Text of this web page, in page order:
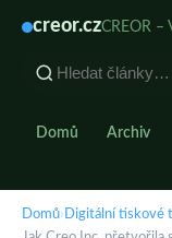
creor.czCREOR –
Domů Archiv
Domů› Digitální tiskové